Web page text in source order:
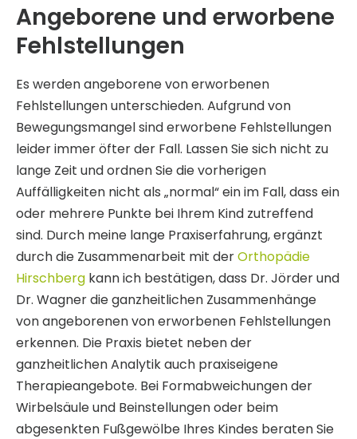
Angeborene und erworbene
Fehlstellungen
Es werden angeborene von erworbenen
Fehlstellungen unterschieden. Aufgrund von
Bewegungsmangel sind erworbene Fehlstellungen
leider immer öfter der Fall. Lassen Sie sich nicht zu
lange Zeit und ordnen Sie die vorherigen
Auffälligkeiten nicht als „normal“ ein im Fall, dass ein
oder mehrere Punkte bei Ihrem Kind zutreffend
sind. Durch meine lange Praxiserfahrung, ergänzt
durch die Zusammenarbeit mit derOrthopädie
Hirschberg kann ich bestätigen, dass Dr. Jörder und
Dr. Wagner die ganzheitlichen Zusammenhänge
von angeborenen von erworbenen Fehlstellungen
erkennen. Die Praxis bietet neben der
ganzheitlichen Analytik auch praxiseigene
Therapieangebote. Bei Formabweichungen der
Wirbelsäule und Beinstellungen oder beim
abgesenkten Fußgewölbe Ihres Kindes beraten Sie